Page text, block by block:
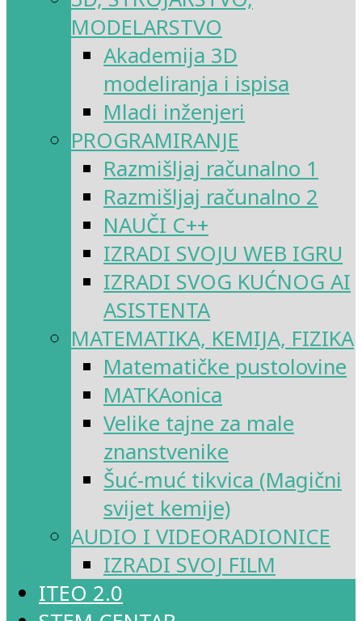
MODELARSTVO
Akademija 3D
modeliranja i ispisa
Mladi inženjeri
PROGRAMIRANJE
Razmišljaj računalno 1
Razmišljaj računalno 2
NAUČI C++
IZRADI SVOJU WEB IGRU
IZRADI SVOG KUĆNOG AI
ASISTENTA
MATEMATIKA, KEMIJA, FIZIKA
Matematičke pustolovine
MATKAonica
Velike tajne za male
znanstvenike
Šuć-muć tikvica (Magični
svijet kemije)
AUDIO I VIDEORADIONICE
IZRADI SVOJ FILM
ITEO 2.0